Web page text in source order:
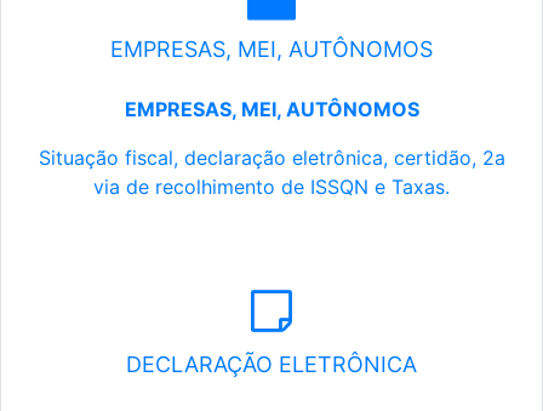
EMPRESAS, MEI, AUTÔNOMOS
EMPRESAS, MEI, AUTÔNOMOS
Situação fiscal, declaração eletrônica, certidão, 2a
via de recolhimento de ISSQN e Taxas.
DECLARAÇÃO ELETRÔNICA